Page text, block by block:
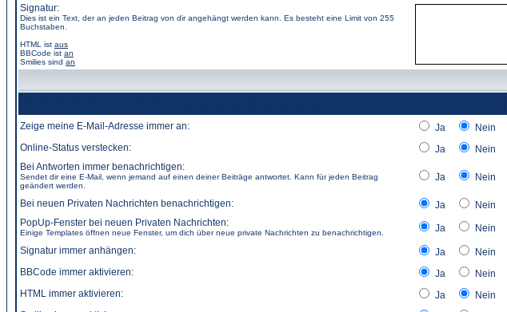
Signatur:
Dies ist ein Text, der an jeden Beitrag von dir angehängt werden kann. Es besteht eine Limit von 255
Buchstaben.
HTML ist aus
BBCode ist an
Smilies sind an
Zeige meine E-Mail-Adresse immer an: Ja
Nein
Online-Status verstecken:
Ja
Nein
Bei Antworten immer benachrichtigen:
Sendet dir eine E-Mail, wenn jemand auf einen deiner Beiträge antwortet. Kann für jeden Beitrag
geändert werden.
Ja Nein
Bei neuen Privaten Nachrichten benachrichtigen: Ja
Nein
PopUp-Fenster bei neuen Privaten Nachrichten:
Einige Templates öffnen neue Fenster, um dich über neue private Nachrichten zu benachrichtigen. Ja
Nein
Signatur immer anhängen:
Ja
Nein
BBCode immer aktivieren:
Ja
Nein
HTML immer aktivieren:
Ja
Nein